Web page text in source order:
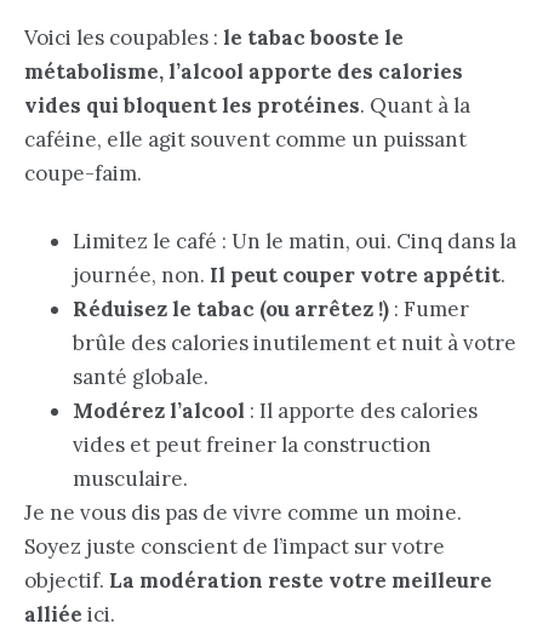
Voici les coupables : le tabac booste le
métabolisme, l’alcool apporte des calories
vides qui bloquent les protéines. Quant à la
caféine, elle agit souvent comme un puissant
coupe-faim.
Limitez le café : Un le matin, oui. Cinq dans la
journée, non. Il peut couper votre appétit.
Réduisez le tabac (ou arrêtez !) : Fumer
brûle des calories inutilement et nuit à votre
santé globale.
Modérez l’alcool : Il apporte des calories
vides et peut freiner la construction
musculaire.
Je ne vous dis pas de vivre comme un moine.
Soyez juste conscient de l’impact sur votre
objectif. La modération reste votre meilleure
alliée ici.